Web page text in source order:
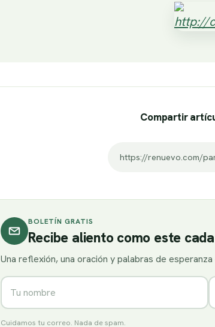
Compartir
BOLETÍN GRATIS
Recibe aliento como este
Una reflexión, una oración y palabras de
Nombre
Cuidamos tu correo. Nada de spam.